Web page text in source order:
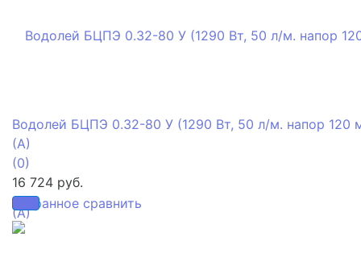
избранное сравнить
Водолей БЦПЭ 0.32-80 У (1290 Вт, 50 л/м. напор 120
(А)
(0)
16 724 руб.